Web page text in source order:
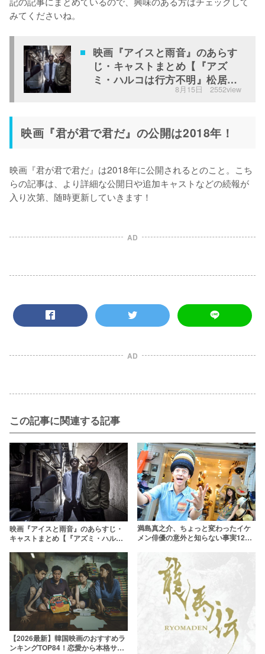
みてくださいね。
映画『アイスと雨音』のあらす
じ・キャストまとめ【『アズ
ミ・ハルコは行方不明』松居大
8月15日 2552view
映画『君が君で君だ』の公開は2018年！
映画『君が君で君だ』は2018年に公開されるとのこと。こち
らの記事は、より詳細な公開日や追加キャストなどの続報が
入り次第、随時更新していきます！
AD
AD
この記事に関連する記事
映画『アイスと雨音』のあらすじ・
キャストまとめ【『アズミ・ハルコ
満島真之介、ちょっと変わったイケ
メン俳優の意外と知らない事実12選
【2026最新】韓国映画のおすすめラ
ンキングTOP84！恋愛から本格サス